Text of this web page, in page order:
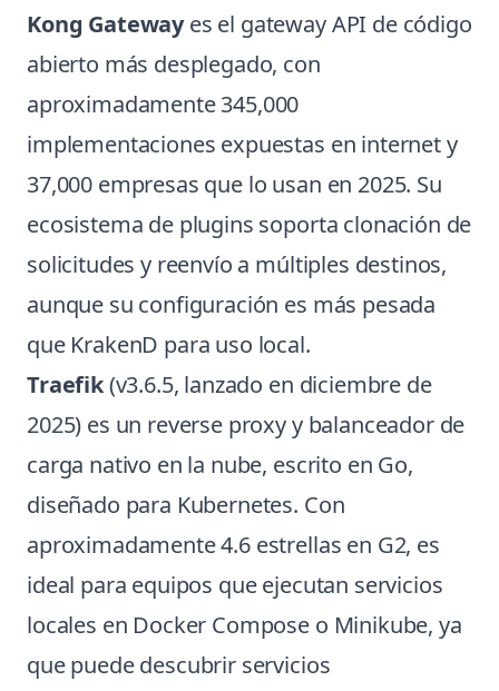
Kong Gatewayes el gateway API de código
abierto más desplegado, con
aproximadamente 345,000
implementaciones expuestas en internet y
37,000 empresas que lo usan en 2025. Su
ecosistema de plugins soporta clonación de
solicitudes y reenvío a múltiples destinos,
aunque su configuración es más pesada
que KrakenD para uso local.
Traefik(v3.6.5, lanzado en diciembre de
2025) es un reverse proxy y balanceador de
carga nativo en la nube, escrito en Go,
diseñado para Kubernetes. Con
aproximadamente 4.6 estrellas en G2, es
ideal para equipos que ejecutan servicios
locales en Docker Compose o Minikube, ya
que puede descubrir servicios